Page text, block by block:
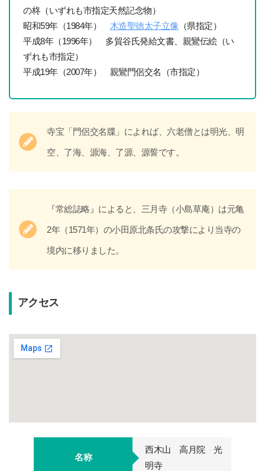
の柊（いずれも市指定天然記念物）
昭和59年（1984年） 木造聖徳太子立像 （県指定）
平成8年（1996年） 多貿谷氏発給文書、親鸞伝絵（い
ずれも市指定）
平成19年（2007年） 親鸞門侶交名（市指定）
寺宝「門侶交名牒」によれば、六老僧とは明光、明
空、了海、源海、了源、源誓です。
『常総誌略』によると、三月寺（小島草庵）は元亀
2年（1571年）の小田原北条氏の攻撃により当寺の
境内に移りました。
アクセス
名称
西木山 高月院 光
明寺